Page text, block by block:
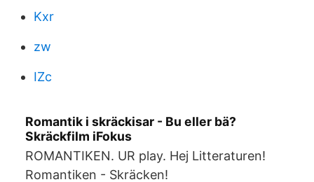
Kxr
zw
IZc
Romantik i skräckisar - Bu eller bä?
Skräckfilm iFokus
ROMANTIKEN. UR play. Hej Litteraturen!
Romantiken - Skräcken!